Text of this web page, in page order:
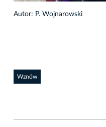
Autor: P. Wojnarowski
Wznów